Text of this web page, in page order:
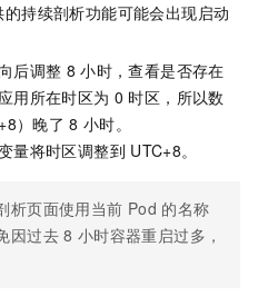
的持续剖析功能可能会出现启动
后调整 8 小时，查看是否存在
用所在时区为 0 时区，所以数
）晚了 8 小时。
量将时区调整到 UTC+8。
析页面使用当前 Pod 的名称
因过去 8 小时容器重启过多，